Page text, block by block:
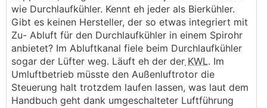
wie Durchlaufkühler. Kennt eh jeder als Bierkühler.
Gibt es keinen Hersteller, der so etwas integriert mit
Zu- Abluft für den Durchlaufkühler in einem Spirohr
anbietet? Im Abluftkanal fiele beim Durchlaufkühler
sogar der Lüfter weg. Läuft eh der der KWL. Im
Umluftbetrieb müsste den Außenluftrotor die
Steuerung halt trotzdem laufen lassen, was laut dem
Handbuch geht dank umgeschalteter Luftführung